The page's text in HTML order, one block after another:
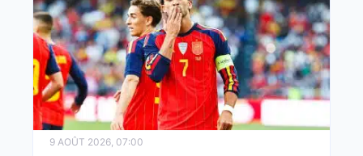
9 AOÛT 2026, 07:00